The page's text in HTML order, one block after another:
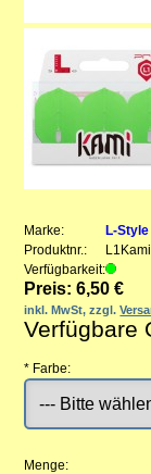
Marke:
L-Style
Produktnr.:
Verfügbarkeit:
Preis: 6,50 €
inkl. MwSt, zzgl.
Verfügbare
* Farbe:
Menge: